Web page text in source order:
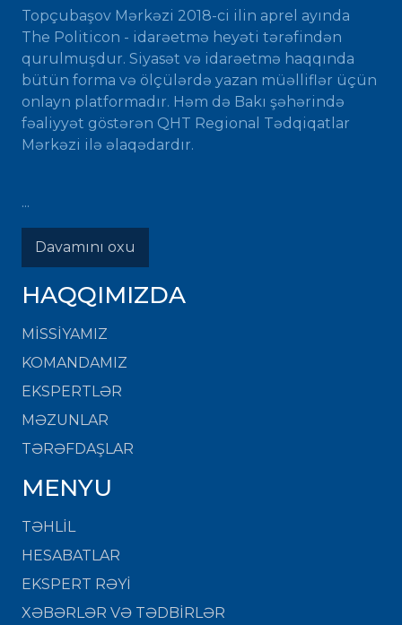
Topçubaşov Mərkəzi 2018-ci ilin aprel ayında
The Politicon - idarəetmə heyəti tərəfindən
qurulmuşdur. Siyasət və idarəetmə haqqında
bütün forma və ölçülərdə yazan müəlliflər üçün
onlayn platformadır. Həm də Bakı şəhərində
fəaliyyət göstərən QHT Regional Tədqiqatlar
Mərkəzi ilə əlaqədardır.
...
Davamını oxu
HAQQIMIZDA
MISSIYAMIZ
KOMANDAMIZ
EKSPERTLƏR
MƏZUNLAR
TƏRƏFDAŞLAR
MENYU
TƏHLİL
HESABATLAR
EKSPERT RƏYİ
XƏBƏRLƏR VƏ TƏDBİRLƏR